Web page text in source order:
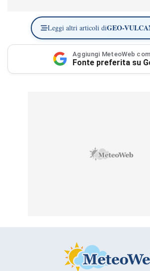
Leggi altri articoli diGEO-
Aggiungi MeteoWeb
Fonte preferita su